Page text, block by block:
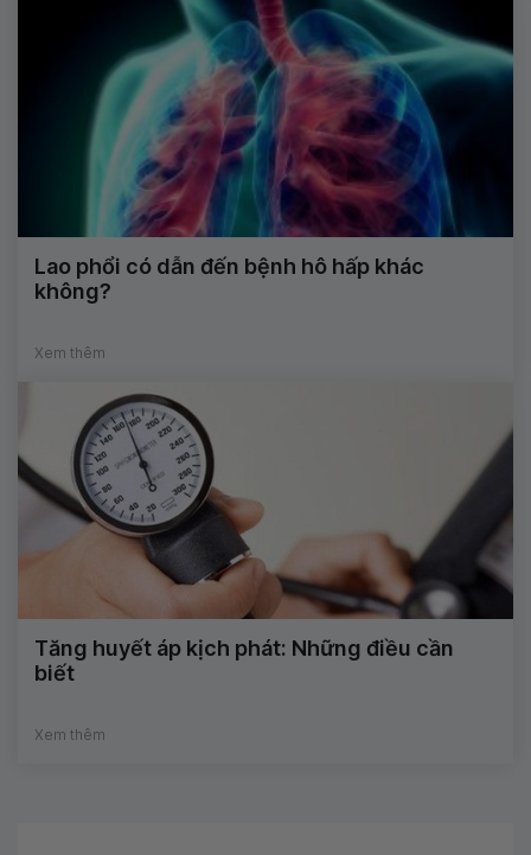
Lao phổi có dẫn đến bệnh hô hấp khác
không?
Xem thêm
Tăng huyết áp kịch phát: Những điều cần
biết
Xem thêm